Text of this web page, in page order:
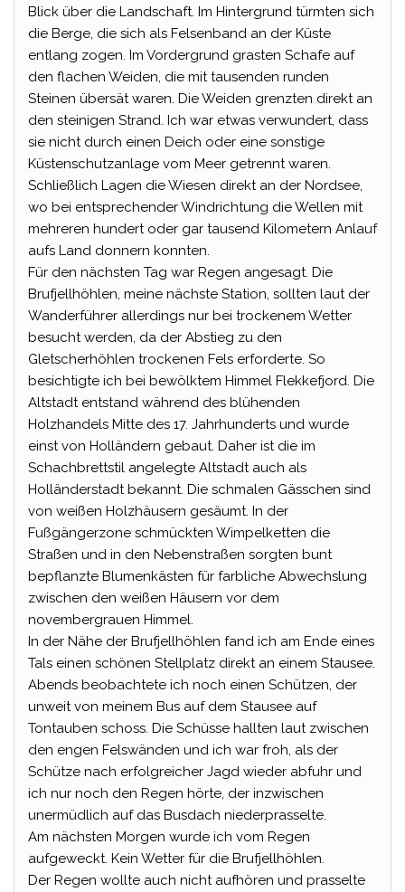
Blick über die Landschaft. Im Hintergrund türmten sich
die Berge, die sich als Felsenband an der Küste
entlang zogen. Im Vordergrund grasten Schafe auf
den flachen Weiden, die mit tausenden runden
Steinen übersät waren. Die Weiden grenzten direkt an
den steinigen Strand. Ich war etwas verwundert, dass
sie nicht durch einen Deich oder eine sonstige
Küstenschutzanlage vom Meer getrennt waren.
Schließlich Lagen die Wiesen direkt an der Nordsee,
wo bei entsprechender Windrichtung die Wellen mit
mehreren hundert oder gar tausend Kilometern Anlauf
aufs Land donnern konnten.
Für den nächsten Tag war Regen angesagt. Die
Brufjellhöhlen, meine nächste Station, sollten laut der
Wanderführer allerdings nur bei trockenem Wetter
besucht werden, da der Abstieg zu den
Gletscherhöhlen trockenen Fels erforderte. So
besichtigte ich bei bewölktem Himmel Flekkefjord. Die
Altstadt entstand während des blühenden
Holzhandels Mitte des 17. Jahrhunderts und wurde
einst von Holländern gebaut. Daher ist die im
Schachbrettstil angelegte Altstadt auch als
Holländerstadt bekannt. Die schmalen Gässchen sind
von weißen Holzhäusern gesäumt. In der
Fußgängerzone schmückten Wimpelketten die
Straßen und in den Nebenstraßen sorgten bunt
bepflanzte Blumenkästen für farbliche Abwechslung
zwischen den weißen Häusern vor dem
novembergrauen Himmel.
In der Nähe der Brufjellhöhlen fand ich am Ende eines
Tals einen schönen Stellplatz direkt an einem Stausee.
Abends beobachtete ich noch einen Schützen, der
unweit von meinem Bus auf dem Stausee auf
Tontauben schoss. Die Schüsse hallten laut zwischen
den engen Felswänden und ich war froh, als der
Schütze nach erfolgreicher Jagd wieder abfuhr und
ich nur noch den Regen hörte, der inzwischen
unermüdlich auf das Busdach niederprasselte.
Am nächsten Morgen wurde ich vom Regen
aufgeweckt. Kein Wetter für die Brufjellhöhlen.
Der Regen wollte auch nicht aufhören und prasselte